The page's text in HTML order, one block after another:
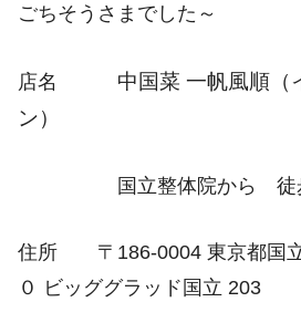
ごちそうさまでした～
店名 中国菜 一帆風順（
ン）
国立整体院から 徒
住所 〒186-0004 東京都国立
０ ビッググラッド国立 203